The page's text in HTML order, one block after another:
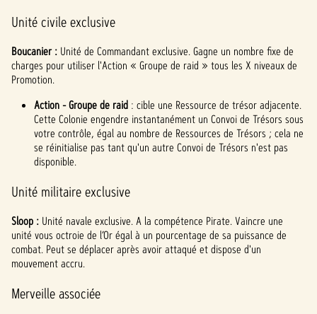
Unité civile exclusive
Boucanier : Unité de Commandant exclusive. Gagne un nombre fixe de
charges pour utiliser l'Action « Groupe de raid » tous les X niveaux de
Promotion.
Action - Groupe de raid : cible une Ressource de trésor adjacente.
Cette Colonie engendre instantanément un Convoi de Trésors sous
votre contrôle, égal au nombre de Ressources de Trésors ; cela ne
se réinitialise pas tant qu'un autre Convoi de Trésors n'est pas
disponible.
Unité militaire exclusive
Sloop : Unité navale exclusive. A la compétence Pirate. Vaincre une
unité vous octroie de l’Or égal à un pourcentage de sa puissance de
combat. Peut se déplacer après avoir attaqué et dispose d'un
mouvement accru.
Merveille associée